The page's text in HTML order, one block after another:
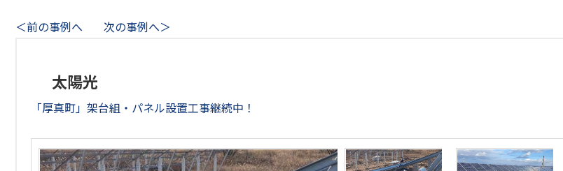
＜前の事例へ
次の事例へ＞
太陽光
「厚真町」架台組・パネル設置工事継続中！